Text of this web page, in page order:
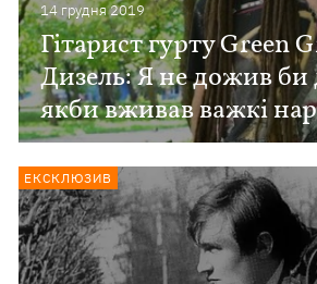
14 грудня 2019
Гітарист гурту Green
Дизель: Я не дожив би
якби вживав важкі
ЕКСКЛЮЗИВ